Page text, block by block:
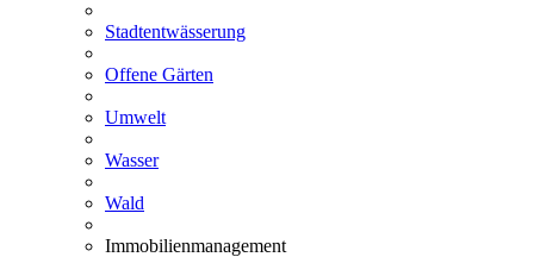
Stadtentwässerung
Offene Gärten
Umwelt
Wasser
Wald
Immobilienmanagement